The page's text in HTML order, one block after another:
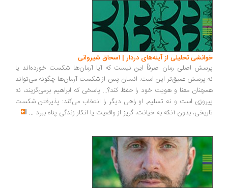
تحلیلی از آینه‌های دردار | اسحاق شیروانی
اصلی رمان صرفاً این نیست که آیا آرمان‌ها شکست خورده‌اند یا
عمیق‌تر این است: انسان پس از شکست آرمان‌ها چگونه می‌تواند
معنا و هویت خود را حفظ کند؟... پاسخی که ابراهیم برمی‌گزیند، نه
است و نه تسلیم. او راهی دیگر را انتخاب می‌کند: پذیرفتن شکست
بدون آنکه به خیانت، گریز از واقعیت یا انکار زندگی پناه ببرد...